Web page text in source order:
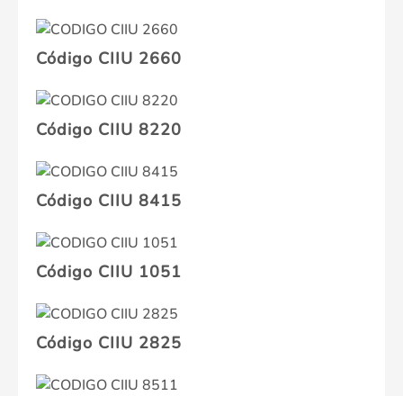
Código CIIU 2660
Código CIIU 8220
Código CIIU 8415
Código CIIU 1051
Código CIIU 2825